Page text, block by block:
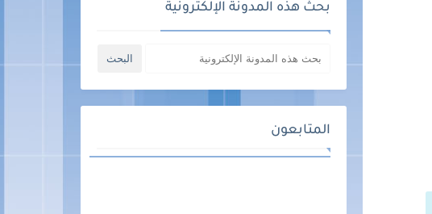
بحث هذه المدونة الإلكترونية
المتابعون